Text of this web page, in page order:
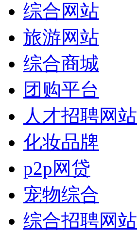
综合网站
旅游网站
综合商城
团购平台
人才招聘网站
化妆品牌
p2p网贷
宠物综合
综合招聘网站